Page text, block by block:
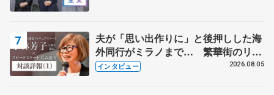
夫が「思い出作りに」と後押しした海
外同行がミラノまで… 繁華街のリン
クでは不良のお兄さんも味方に 小林
インタビュー 2026.08.05